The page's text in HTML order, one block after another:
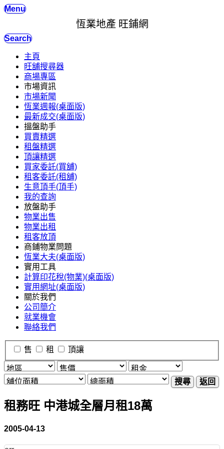
Menu
恆業地產 旺鋪網
Search
主頁
旺舖搜尋器
商場專區
市場資訊
市場新聞
恆業週報(桌面版)
最新成交(桌面版)
搵盤助手
買賣精選
租盤精選
頂讓精選
買家委託(買舖)
租客委託(租舖)
生意頂手(頂手)
我的查詢
放盤助手
物業出售
物業出租
租客放頂
商鋪物業問題
恆業大夫(桌面版)
實用工具
計算印花稅(物業)(桌面版)
實用網址(桌面版)
關於我們
公司簡介
就業機會
聯絡我們
售 租 頂讓
搜尋 返回
租務旺 中港城全層月租18萬
2005-04-13